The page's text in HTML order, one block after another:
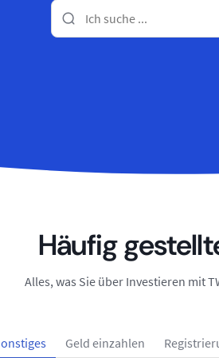
Häufig
Alles, was Sie über Investieren mit
Geld einzahlen